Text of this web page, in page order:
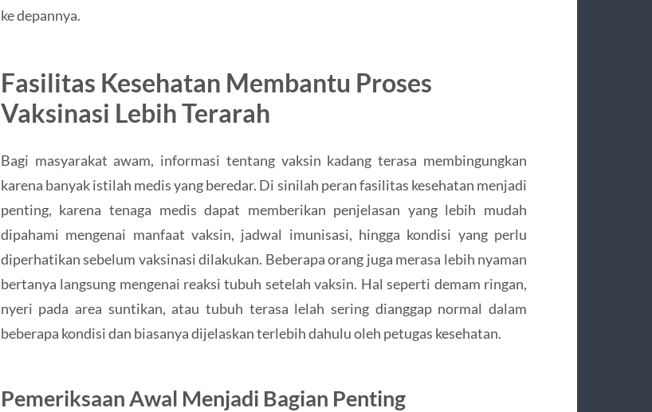
ke depannya.
Fasilitas Kesehatan Membantu Proses
Vaksinasi Lebih Terarah
Bagi masyarakat awam, informasi tentang vaksin kadang terasa membingungkan
karena banyak istilah medis yang beredar. Di sinilah peran fasilitas kesehatan menjadi
penting, karena tenaga medis dapat memberikan penjelasan yang lebih mudah
dipahami mengenai manfaat vaksin, jadwal imunisasi, hingga kondisi yang perlu
diperhatikan sebelum vaksinasi dilakukan. Beberapa orang juga merasa lebih nyaman
bertanya langsung mengenai reaksi tubuh setelah vaksin. Hal seperti demam ringan,
nyeri pada area suntikan, atau tubuh terasa lelah sering dianggap normal dalam
beberapa kondisi dan biasanya dijelaskan terlebih dahulu oleh petugas kesehatan.
Pemeriksaan Awal Menjadi Bagian Penting